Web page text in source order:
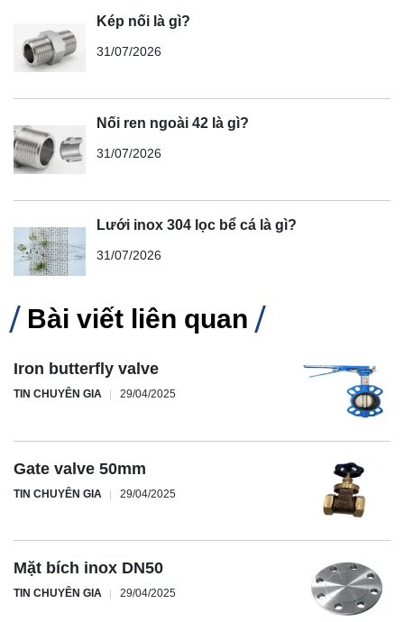
Kép nối là gì?
31/07/2026
Nối ren ngoài 42 là gì?
31/07/2026
Lưới inox 304 lọc bể cá là gì?
31/07/2026
Bài viết liên quan
Iron butterfly valve
TIN CHUYÊN GIA 29/04/2025
Gate valve 50mm
TIN CHUYÊN GIA 29/04/2025
Mặt bích inox DN50
TIN CHUYÊN GIA 29/04/2025